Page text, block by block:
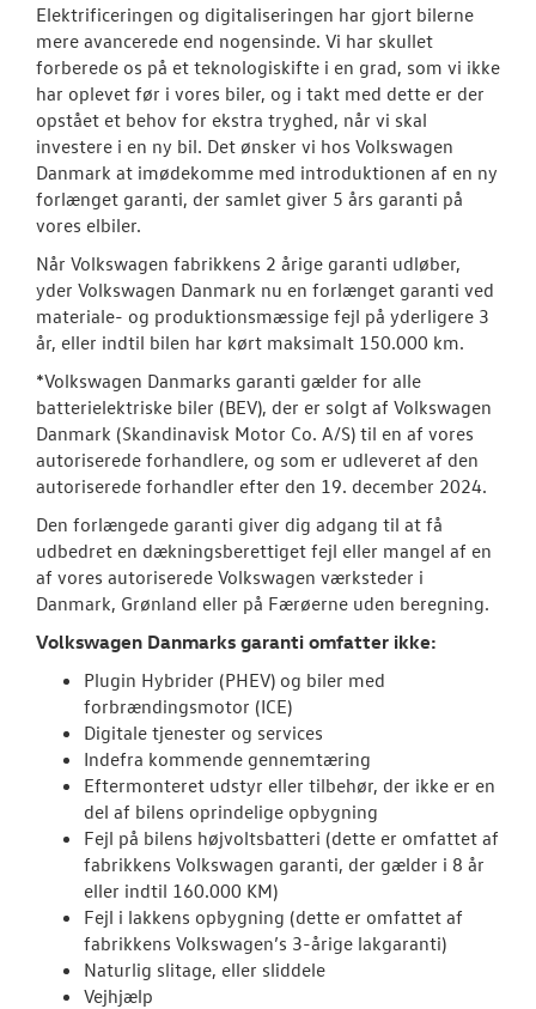
Vejen til et
Elektrisk
Modeller
ID. Polo
Aktuelle
ID.4
ID. Cross
ID.5
T-Roc
ID. Buzz
Garanti
NYE VAREBILER
VÆRKSTED
Elektrificeringen og digitaliseringen har gjort bilerne
mere avancerede end nogensinde. Vi har skullet
forberede os på et teknologiskifte i en grad, som vi ikke
har oplevet før i vores biler, og i takt med dette er der
opstået et behov for ekstra tryghed, når vi skal
investere i en ny bil. Det ønsker vi hos Volkswagen
Danmark at imødekomme med introduktionen af en ny
forlænget garanti, der samlet giver 5 års garanti på
vores elbiler.
Når Volkswagen fabrikkens 2 årige garanti udløber,
yder Volkswagen Danmark nu en forlænget garanti ved
materiale- og produktionsmæssige fejl på yderligere 3
år, eller indtil bilen har kørt maksimalt 150.000 km.
*Volkswagen Danmarks garanti gælder for alle
batterielektriske biler (BEV), der er solgt af Volkswagen
Danmark (Skandinavisk Motor Co. A/S) til en af vores
autoriserede forhandlere, og som er udleveret af den
autoriserede forhandler efter den 19. december 2024.
Den forlængede garanti giver dig adgang til at få
udbedret en dækningsberettiget fejl eller mangel af en
af vores autoriserede Volkswagen værksteder i
Danmark, Grønland eller på Færøerne uden beregning.
Volkswagen Danmarks garanti omfatter ikke:
Plugin Hybrider (PHEV) og biler med
forbrændingsmotor (ICE)
Digitale tjenester og services
Indefra kommende gennemtæring
Eftermonteret udstyr eller tilbehør, der ikke er en
del af bilens oprindelige opbygning
Fejl på bilens højvoltsbatteri (dette er omfattet af
fabrikkens Volkswagen garanti, der gælder i 8 år
eller indtil 160.000 KM)
Fejl i lakkens opbygning (dette er omfattet af
fabrikkens Volkswagen’s 3-årige lakgaranti)
Naturlig slitage, eller sliddele
Vejhjælp